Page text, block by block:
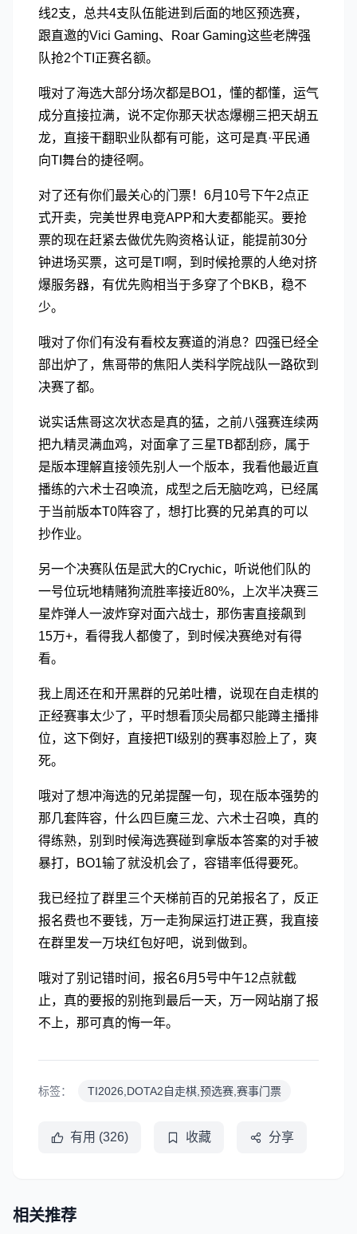
线2支，总共4支队伍能进到后面的地区预选赛，
跟直邀的Vici Gaming、Roar Gaming这些老牌强
队抢2个TI正赛名额。
哦对了海选大部分场次都是BO1，懂的都懂，运气
成分直接拉满，说不定你那天状态爆棚三把天胡五
龙，直接干翻职业队都有可能，这可是真·平民通
向TI舞台的捷径啊。
对了还有你们最关心的门票！6月10号下午2点正
式开卖，完美世界电竞APP和大麦都能买。要抢
票的现在赶紧去做优先购资格认证，能提前30分
钟进场买票，这可是TI啊，到时候抢票的人绝对挤
爆服务器，有优先购相当于多穿了个BKB，稳不
少。
哦对了你们有没有看校友赛道的消息？四强已经全
部出炉了，焦哥带的焦阳人类科学院战队一路砍到
决赛了都。
说实话焦哥这次状态是真的猛，之前八强赛连续两
把九精灵满血鸡，对面拿了三星TB都刮痧，属于
是版本理解直接领先别人一个版本，我看他最近直
播练的六术士召唤流，成型之后无脑吃鸡，已经属
于当前版本T0阵容了，想打比赛的兄弟真的可以
抄作业。
另一个决赛队伍是武大的Crychic，听说他们队的
一号位玩地精赌狗流胜率接近80%，上次半决赛三
星炸弹人一波炸穿对面六战士，那伤害直接飙到
15万+，看得我人都傻了，到时候决赛绝对有得
看。
我上周还在和开黑群的兄弟吐槽，说现在自走棋的
正经赛事太少了，平时想看顶尖局都只能蹲主播排
位，这下倒好，直接把TI级别的赛事怼脸上了，爽
死。
哦对了想冲海选的兄弟提醒一句，现在版本强势的
那几套阵容，什么四巨魔三龙、六术士召唤，真的
得练熟，别到时候海选赛碰到拿版本答案的对手被
暴打，BO1输了就没机会了，容错率低得要死。
我已经拉了群里三个天梯前百的兄弟报名了，反正
报名费也不要钱，万一走狗屎运打进正赛，我直接
在群里发一万块红包好吧，说到做到。
哦对了别记错时间，报名6月5号中午12点就截
止，真的要报的别拖到最后一天，万一网站崩了报
不上，那可真的悔一年。
标签： TI2026,DOTA2自走棋,预选赛,赛事门票
有用 (326) 收藏 分享
相关推荐